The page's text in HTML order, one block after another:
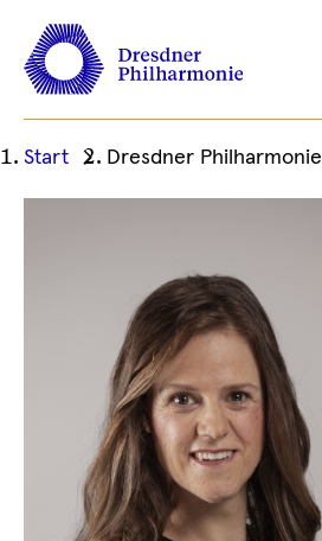
Ihre
Start Dresdner Philharmonie